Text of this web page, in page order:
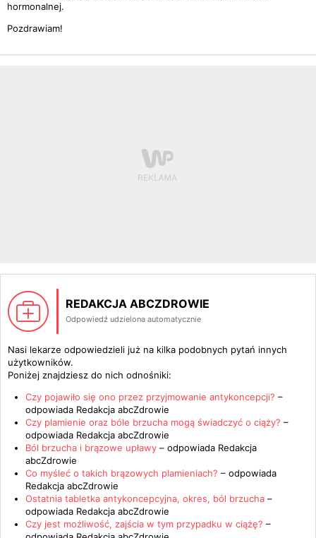
hormonalnej.
Pozdrawiam!
REDAKCJA ABCZDROWIE
Odpowiedź udzielona automatycznie
Nasi lekarze odpowiedzieli już na kilka podobnych pytań innych
użytkowników.
Poniżej znajdziesz do nich odnośniki:
Czy pojawiło się ono przez przyjmowanie antykoncepcji? –
odpowiada Redakcja abcZdrowie
Czy plamienie oraz bóle brzucha mogą świadczyć o ciąży? –
odpowiada Redakcja abcZdrowie
Ból brzucha i brązowe upławy – odpowiada Redakcja
abcZdrowie
Co myśleć o takich brązowych plamieniach? – odpowiada
Redakcja abcZdrowie
Ostatnia tabletka antykoncepcyjna, okres, ból brzucha –
odpowiada Redakcja abcZdrowie
Czy jest możliwość, zajścia w tym przypadku w ciążę? –